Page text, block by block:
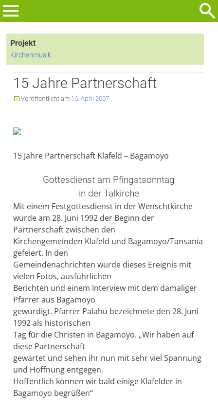
Zum
Inhalt
nach:Projekt
Kirchenmusik
15 Jahre Partnerschaft
Veröffentlicht am 16. April 2007
15 Jahre Partnerschaft Klafeld – Bagamoyo
Gottesdienst am Pfingstsonntag
in der Talkirche
Mit einem Festgottesdienst in der Wenschtkirche
wurde am 28. Juni 1992 der Beginn der
Partnerschaft zwischen den
Kirchengemeinden Klafeld und Bagamoyo/Tansania
gefeiert. In den
Gemeindenachrichten wurde dieses Ereignis mit
vielen Fotos, ausführlichen
Berichten und einem Interview mit dem damaliger
Pfarrer aus Bagamoyo
gewürdigt. Pfarrer Palahu bezeichnete den 28. Juni
1992 als historischen
Tag für die Christen in Bagamoyo. „Wir haben auf
diese Partnerschaft
gewartet und sehen ihr nun mit sehr viel Spannung
und Hoffnung entgegen.
Hoffentlich können wir bald einige Klafelder in
Bagamoyo begrüßen“